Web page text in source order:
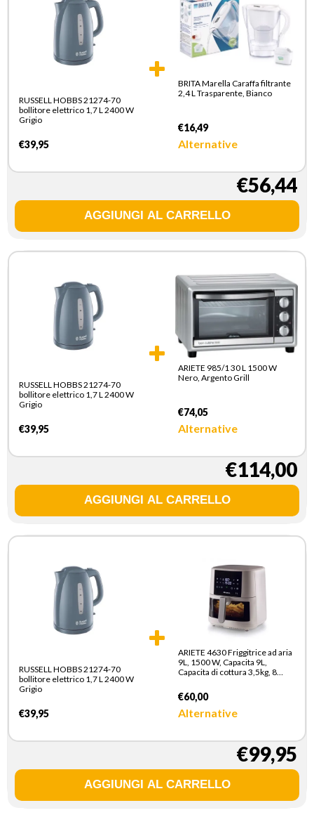
RUSSELL HOBBS 21274-70
bollitore elettrico 1,7 L 2400 W
Grigio
€39,95
BRITA Marella Caraffa filtrante
2,4 L Trasparente, Bianco
€16,49
Alternative
€56,44
RUSSELL HOBBS 21274-70
bollitore elettrico 1,7 L 2400 W
Grigio
€39,95
ARIETE 985/1 30 L 1500 W
Nero, Argento Grill
€74,05
Alternative
€114,00
RUSSELL HOBBS 21274-70
bollitore elettrico 1,7 L 2400 W
Grigio
€39,95
ARIETE 4630 Friggitrice ad aria
9L, 1500 W, Capacita 9L,
Capacita di cottura 3,5kg, 8
Temperatura fino a 200°,
Cestello trasparente per
controllo cottura, Bianco
€60,00
Alternative
€99,95